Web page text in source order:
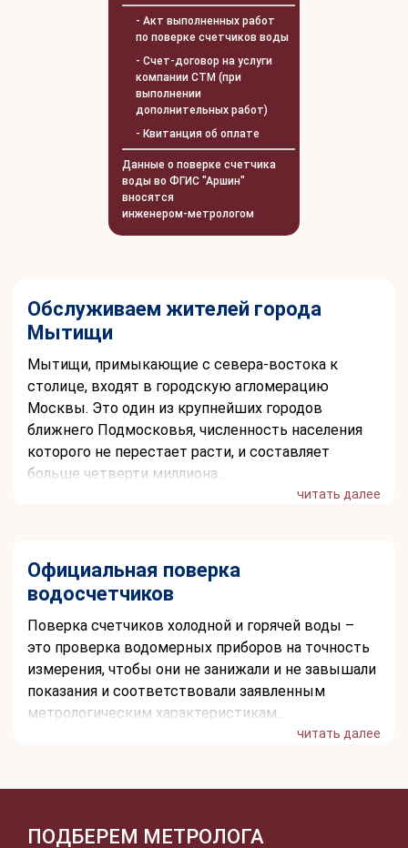
- Акт выполненных работ
по поверке счетчиков воды
- Счет-договор на услуги
компании СТМ (при
выполнении
дополнительных работ)
- Квитанция об оплате
Данные о поверке счетчика
воды во ФГИС "Аршин"
вносятся
инженером-метрологом
Обслуживаем жителей города
Мытищи
Мытищи, примыкающие с севера-востока к
столице, входят в городскую агломерацию
Москвы. Это один из крупнейших городов
ближнего Подмосковья, численность населения
которого не перестает расти, и составляет
больше четверти миллиона...
читать далее
Официальная поверка
водосчетчиков
Поверка счетчиков холодной и горячей воды –
это проверка водомерных приборов на точность
измерения, чтобы они не занижали и не завышали
показания и соответствовали заявленным
метрологическим характеристикам...
читать далее
ПОДБЕРЕМ МЕТРОЛОГА